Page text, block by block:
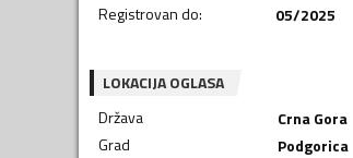
Registrovan do: 05/2025
LOKACIJA OGLASA
Država
Crna Gora
Grad
Podgorica